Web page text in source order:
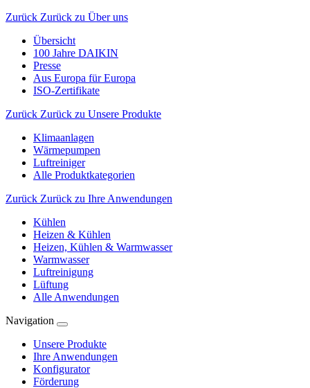
Zurück Zurück zu Über uns
Übersicht
100 Jahre DAIKIN
Presse
Aus Europa für Europa
ISO-Zertifikate
Zurück Zurück zu Unsere Produkte
Klimaanlagen
Wärmepumpen
Luftreiniger
Alle Produktkategorien
Zurück Zurück zu Ihre Anwendungen
Kühlen
Heizen & Kühlen
Heizen, Kühlen & Warmwasser
Warmwasser
Luftreinigung
Lüftung
Alle Anwendungen
Navigation
Unsere Produkte
Ihre Anwendungen
Konfigurator
Förderung